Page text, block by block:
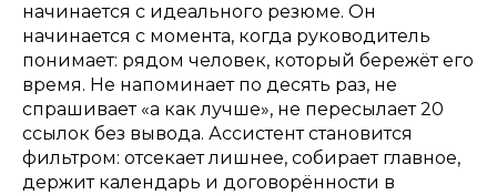
начинается с идеального резюме. Он
начинается с момента, когда руководитель
понимает: рядом человек, который бережёт его
время. Не напоминает по десять раз, не
спрашивает «а как лучше», не пересылает 20
ссылок без вывода. Ассистент становится
фильтром: отсекает лишнее, собирает главное,
держит календарь и договорённости в